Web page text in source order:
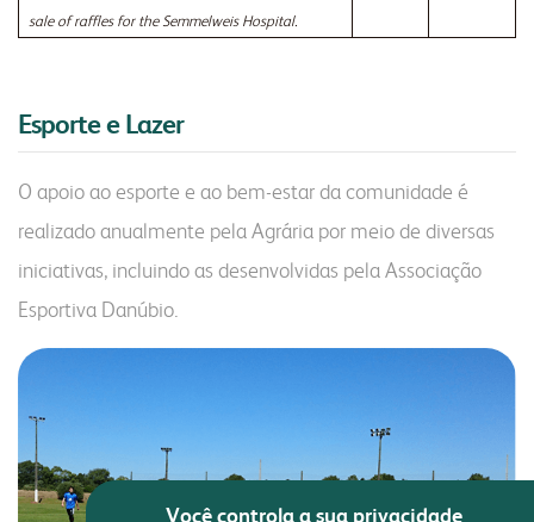
sale of raffles for the Semmelweis Hospital.
Esporte e Lazer
O apoio ao esporte e ao bem-estar da comunidade é
realizado anualmente pela Agrária por meio de diversas
iniciativas, incluindo as desenvolvidas pela Associação
Esportiva Danúbio.
Você controla a sua privacidade